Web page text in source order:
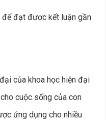
để đạt được kết luận gần
của khoa học hiện đại
cuộc sống của con
ứng dụng cho nhiều